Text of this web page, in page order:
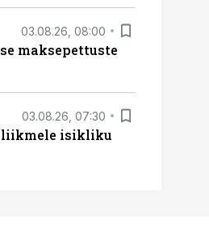
03.08.26, 08:00
maksepettuste
03.08.26, 07:30
liikmele isikliku